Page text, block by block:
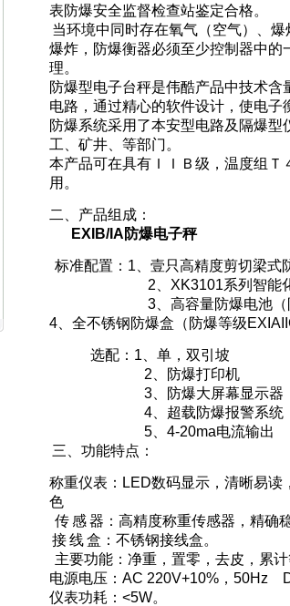
表防爆安全监督检查站鉴定合格。
当环境中同时存在氧气（空气）、
爆炸，防爆衡器必须至少控制器中
理。
防爆型电子台秤是伟酷产品中技术
电路，通过精心的软件设计，使电
防爆系统采用了本安型电路及隔爆
工、矿井、等部门。
本产品可在具有ＩＩＢ级，温度组
用。
二、产品组成：
EXIB/IA 防爆电子秤
标准配置： 1 、壹只高精度剪切梁式
2
XK3101系列智能
3 、高容量防爆电池
4 、全不锈钢防爆盒（防爆等级
选配： 1 、单，双引坡
2 、防爆打印机
3 、防爆大屏幕显示器
4 、超载防爆报警系统
5
4-20ma电流输出
三、功能特点：
称重仪表： LED数码显示，清晰易读
色
传感器：高精度称重传感器，精确
接线盒：不锈钢接线盒。
主要功能：净重，置零，去皮，累计
电源电压： AC 220V+10% ， 50Hz
仪表功耗： <5W。